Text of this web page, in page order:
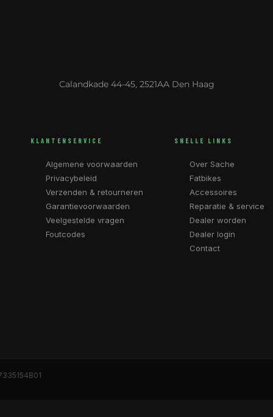
Calandkade 44-45, 2521AA Den Haag
KLANTENSERVICE
Algemene voorwaarden
Privacybeleid
Verzenden & retourneren
Garantievoorwaarden
Veelgestelde vragen
Foutcodes
SNELLE LINKS
Over Sache
Fatbikes
Accessoires
Reparatie & service
Dealer worden
Dealer login
Contact